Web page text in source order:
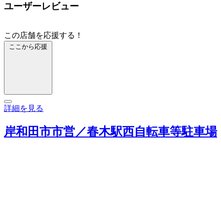
ユーザーレビュー
この店舗を応援する！
ここから応援
詳細を見る
岸和田市市営／春木駅西自転車等駐車場